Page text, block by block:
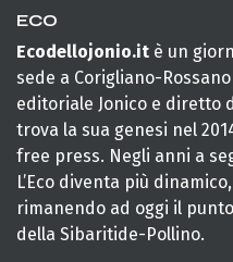
ECO
Ecodellojonio.it è un
sede a Corigliano-
editoriale Jonico e diretto
trova la sua genesi nel
free press. Negli anni a
L’Eco diventa più
rimanendo ad oggi il
della Sibaritide-Pollino.